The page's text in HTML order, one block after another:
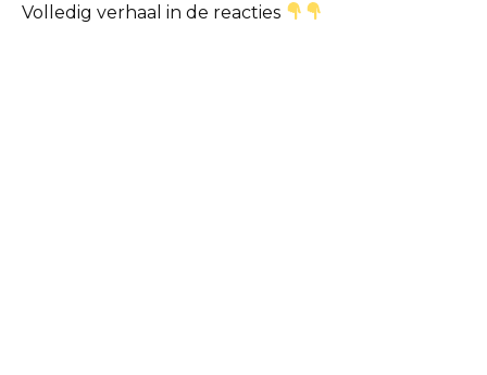
Volledig verhaal in de reacties